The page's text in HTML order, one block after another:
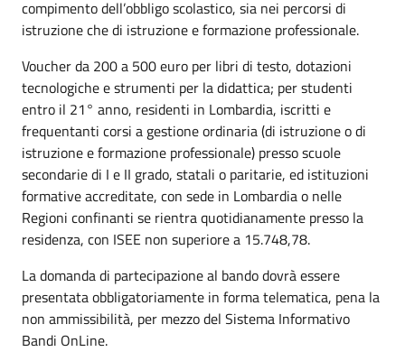
compimento dell’obbligo scolastico, sia nei percorsi di
istruzione che di istruzione e formazione professionale.
Voucher da 200 a 500 euro per libri di testo, dotazioni
tecnologiche e strumenti per la didattica; per studenti
entro il 21° anno, residenti in Lombardia, iscritti e
frequentanti corsi a gestione ordinaria (di istruzione o di
istruzione e formazione professionale) presso scuole
secondarie di I e II grado, statali o paritarie, ed istituzioni
formative accreditate, con sede in Lombardia o nelle
Regioni confinanti se rientra quotidianamente presso la
residenza, con ISEE non superiore a 15.748,78.
La domanda di partecipazione al bando dovrà essere
presentata obbligatoriamente in forma telematica, pena la
non ammissibilità, per mezzo del Sistema Informativo
Bandi OnLine.